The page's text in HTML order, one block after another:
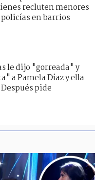
recluten menores
policías en barrios
le dijo "gorreada" y
a Pamela Díaz y ella
pide